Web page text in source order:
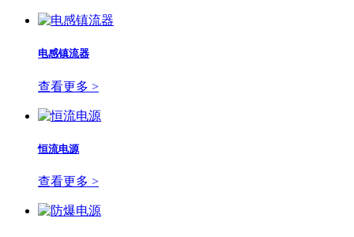
电感镇流器
查看更多 >
恒流电源
查看更多 >